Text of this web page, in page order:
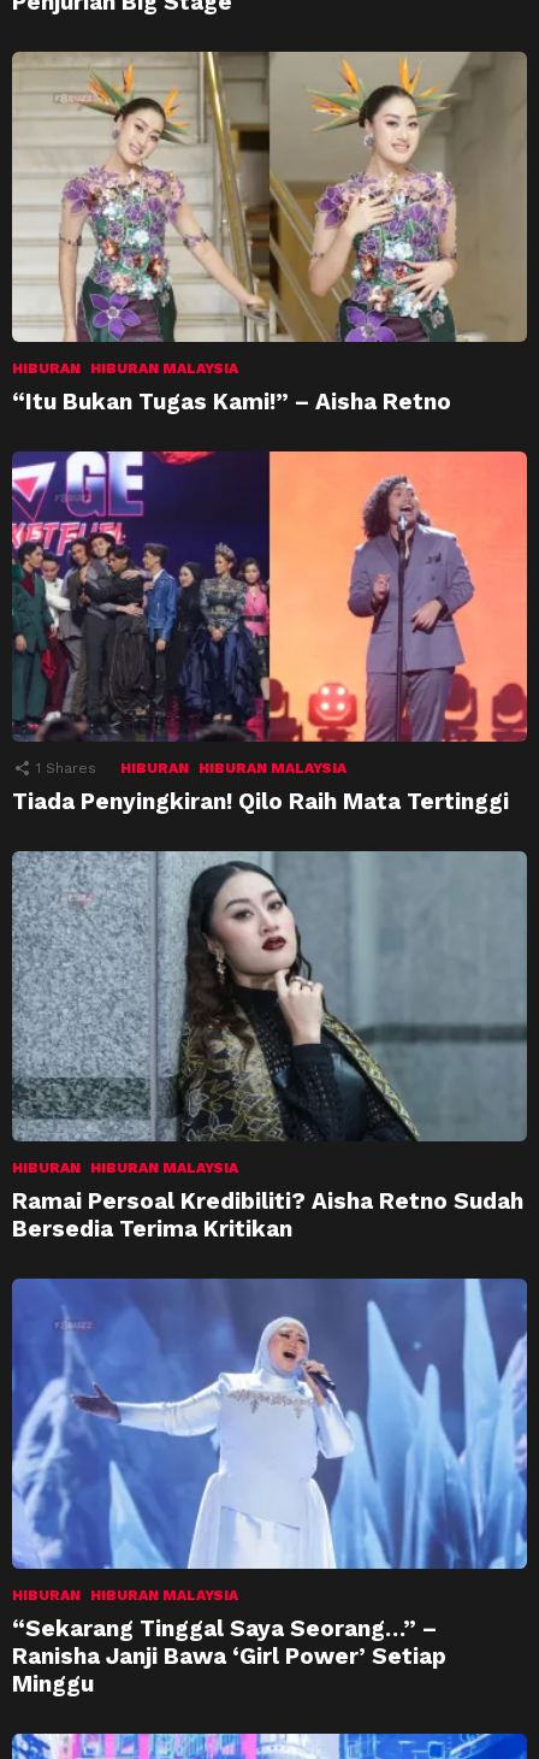
HIBURAN HIBURAN MALAYSIA
“Itu Bukan Tugas Kami!” – Aisha Retno
1 Shares HIBURAN HIBURAN MALAYSIA
Tiada Penyingkiran! Qilo Raih Mata Tertinggi
HIBURAN HIBURAN MALAYSIA
Ramai Persoal Kredibiliti? Aisha Retno Sudah
Bersedia Terima Kritikan
HIBURAN HIBURAN MALAYSIA
“Sekarang Tinggal Saya Seorang…” –
Ranisha Janji Bawa ‘Girl Power’ Setiap
Minggu